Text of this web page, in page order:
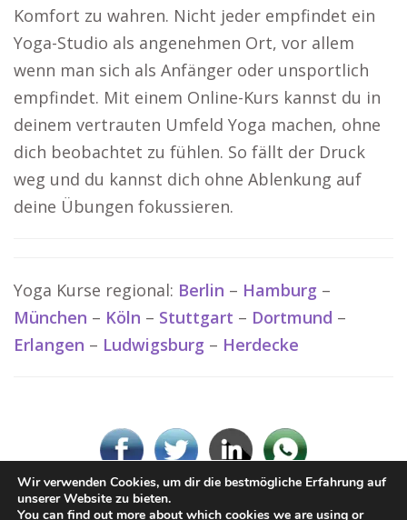
Komfort zu wahren. Nicht jeder empfindet ein
Yoga-Studio als angenehmen Ort, vor allem
wenn man sich als Anfänger oder unsportlich
empfindet. Mit einem Online-Kurs kannst du in
deinem vertrauten Umfeld Yoga machen, ohne
dich beobachtet zu fühlen. So fällt der Druck
weg und du kannst dich ohne Ablenkung auf
deine Übungen fokussieren.
Yoga Kurse regional: Berlin – Hamburg –
München – Köln – Stuttgart – Dortmund –
Erlangen – Ludwigsburg – Herdecke
Wir verwenden Cookies, um dir die bestmögliche Erfahrung auf
unserer Website zu bieten.
You can find out more about which cookies we are using or